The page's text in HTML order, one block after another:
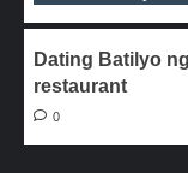
Dating Batilyo
restaurant
0